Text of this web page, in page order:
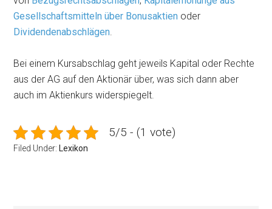
Gesellschaftsmitteln über Bonusaktien oder
Dividendenabschlägen.
Bei einem Kursabschlag geht jeweils Kapital oder Rechte
aus der AG auf den Aktionär über, was sich dann aber
auch im Aktienkurs widerspiegelt.
5/5 - (1 vote)
Filed Under: Lexikon